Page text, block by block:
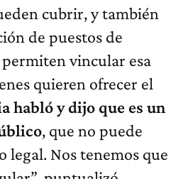
cubrir, y también
de puestos de
vincular esa
quieren ofrecer el
habló y dijo que es un
, que no puede
legal. Nos tenemos que